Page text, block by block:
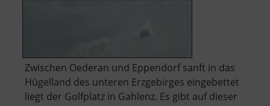
Zwischen Oederan und Eppendorf sanft in das
Hügelland des unteren Erzgebirges eingebettet
liegt der Golfplatz in Gahlenz. Es gibt auf dieser